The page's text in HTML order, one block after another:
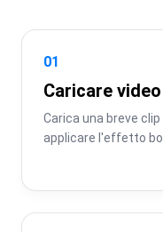
01
Caricare
Carica una breve
applicare l'effetto